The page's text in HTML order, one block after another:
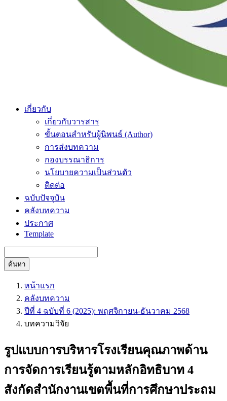
เกี่ยวกับ
เกี่ยวกับวารสาร
ขั้นตอนสำหรับผู้นิพนธ์ (Author)
การส่งบทความ
กองบรรณาธิการ
นโยบายความเป็นส่วนตัว
ติดต่อ
ฉบับปัจจุบัน
คลังบทความ
ประกาศ
Template
ค้นหา
หน้าแรก
คลังบทความ
ปีที่ 4 ฉบับที่ 6 (2025): พฤศจิกายน-ธันวาคม 2568
บทความวิจัย
รูปแบบการบริหารโรงเรียนคุณภาพด้าน
การจัดการเรียนรู้ตามหลักอิทธิบาท 4
สังกัดสำนักงานเขตพื้นที่การศึกษาประถม